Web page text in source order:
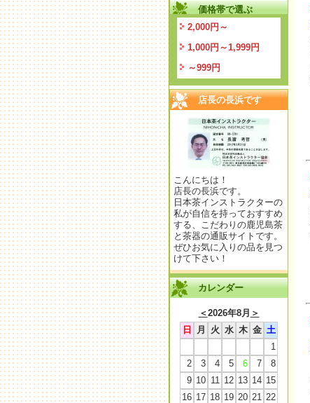
価格帯で選ぶ
2,000円～
1,000円～1,999円
～999円
店長の長浜です
こんにちは！
店長の長浜です。
日本茶インストラクターの
私が自信を持っておすすめ
する、こだわりの鹿児島茶
と茶器の通販サイトです。
ぜひお気に入りの品を見つ
けて下さい！
カレンダー
＜2026年8月 ＞
日
月 火 水 木 金 土
1
2
3 4 5 6 7
8
9 10 11 12 13 14 15
16 17 18 19 20 21 22